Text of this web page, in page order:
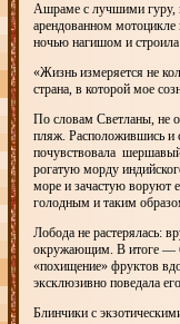
Ашраме с лучшими гуру,
арендованном мотоцикле
ночью нагишом и
«Жизнь измеряется не
страна, в которой мое
По словам Светланы, не
пляж. Расположившись и
почувствовала
рогатую морду
море и зачастую воруют
голодным и таким
Лобода не растерялась:
окружающим. В итоге —
«похищение» фруктов
эксклюзивно поведала
Блинчики с